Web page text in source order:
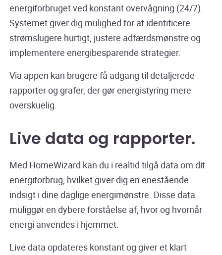
energiforbruget ved konstant overvågning (24/7).
Systemet giver dig mulighed for at identificere
strømslugere hurtigt, justere adfærdsmønstre og
implementere energibesparende strategier.
Via appen kan brugere få adgang til detaljerede
rapporter og grafer, der gør energistyring mere
overskuelig.
Live data og rapporter.
Med HomeWizard kan du i realtid tilgå data om dit
energiforbrug, hvilket giver dig en enestående
indsigt i dine daglige energimønstre. Disse data
muliggør en dybere forståelse af, hvor og hvornår
energi anvendes i hjemmet.
Live data opdateres konstant og giver et klart